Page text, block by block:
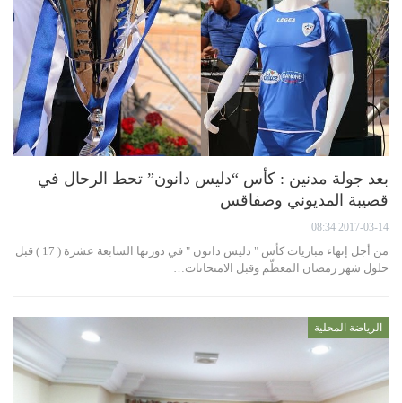
بعد جولة مدنين : كأس “دليس دانون” تحط الرحال في
قصيبة المديوني وصفاقس
2017-03-14 08:34
من أجل إنهاء مباريات كأس " دليس دانون " في دورتها السابعة عشرة ( 17 ) قبل
حلول شهر رمضان المعظّم وقبل الامتحانات…
الرياضة المحلية